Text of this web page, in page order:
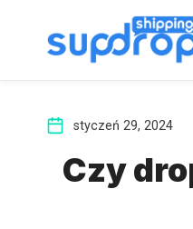
styczeń 29, 2024
Czy